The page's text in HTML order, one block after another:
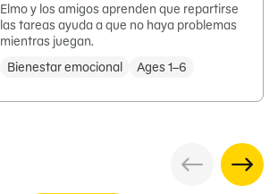
Elmo y los amigos aprenden que repartirse
las tareas ayuda a que no haya problemas
mientras juegan.
Bienestar emocional
Ages 1–6